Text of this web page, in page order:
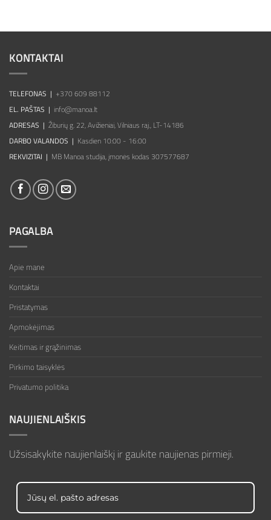
KONTAKTAI
TELEFONAS | +370 609 88112
EL. PAŠTAS | info@manoa.lt
ADRESAS | Žiburių g. 22, Avižieniai, Vilniaus raj., LT-14186
DARBO VALANDOS | Kasdien 10:00 - 16:00
REKVIZITAI | MB Manoa studija, įmonės kodas 307577687
PAGALBA
Apie mane
Kontaktai
Pristatymas
Apmokėjimas
Keitimas ir grąžinimas
Pirkimo taisyklės
Privatumo politika
NAUJIENLAIŠKIS
Užsisakykite naujienlaiškį ir gaukite naujienas pirmieji.